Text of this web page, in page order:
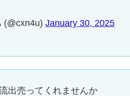
(@cxn4u)January 30, 2025
出売ってくれませんか